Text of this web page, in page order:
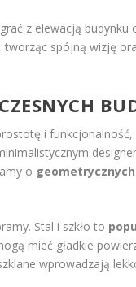
z elewacją budynku
, tworząc spójną wizję
i
o
Stal i szkło to
mieć gładkie
wprowadzają